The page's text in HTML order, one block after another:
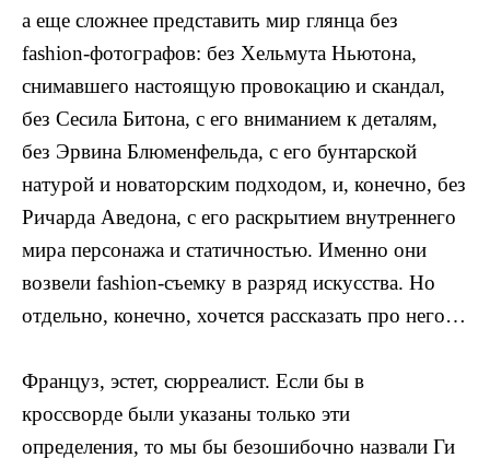
а еще сложнее представить мир глянца без
fashion-фотографов: без Хельмута Ньютона,
снимавшего настоящую провокацию и скандал,
без Сесила Битона, с его вниманием к деталям,
без Эрвина Блюменфельда, с его бунтарской
натурой и новаторским подходом, и, конечно, без
Ричарда Аведона, с его раскрытием внутреннего
мира персонажа и статичностью. Именно они
возвели fashion-съемку в разряд искусства. Но
отдельно, конечно, хочется рассказать про него…
Француз, эстет, сюрреалист. Если бы в
кроссворде были указаны только эти
определения, то мы бы безошибочно назвали Ги